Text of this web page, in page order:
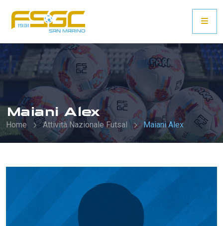
Maiani Alex
Home Attività Nazionale Futsal Maiani Alex